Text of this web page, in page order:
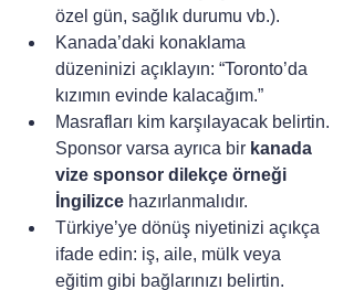
özel gün, sağlık durumu vb.).
Kanada’daki konaklama
düzeninizi açıklayın: “Toronto’da
kızımın evinde kalacağım.”
Masrafları kim karşılayacak belirtin.
Sponsor varsa ayrıca bir kanada
vize sponsor dilekçe örneği
İngilizce hazırlanmalıdır.
Türkiye’ye dönüş niyetinizi açıkça
ifade edin: iş, aile, mülk veya
eğitim gibi bağlarınızı belirtin.